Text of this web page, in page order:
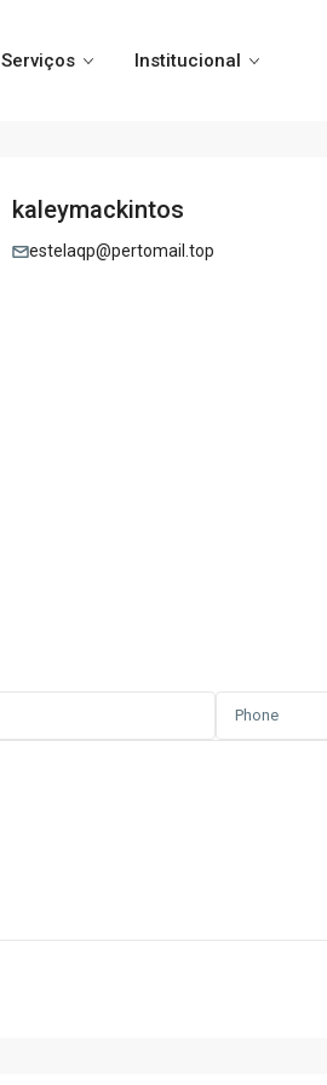
Serviços Institucional
kaleymackintos
estelaqp@pertomail.top